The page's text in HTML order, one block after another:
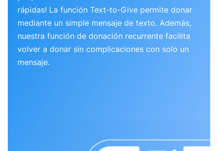
rápidas! La función Text-to-Give permite donar
mediante un simple mensaje de texto. Además,
nuestra función de donación recurrente facilita
volver a donar sin complicaciones con solo un
mensaje.